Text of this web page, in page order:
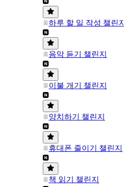
하루 할 일 작성 챌린지
음악 듣기 챌린지
이불 개기 챌린지
양치하기 챌린지
휴대폰 줄이기 챌린지
책 읽기 챌린지